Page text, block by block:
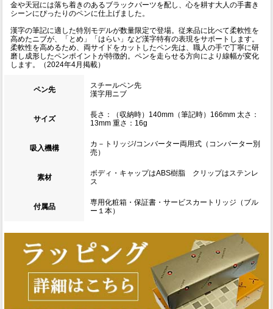
金や天冠には落ち着きのあるブラックパーツを配し、心を耕す大人の手書き
シーンにぴったりのペンに仕上げました。
漢字の筆記に適した特別モデルが数量限定で登場。従来品に比べて柔軟性を
高めたニブが、「とめ」「はらい」など漢字特有の表現をサポートします。
柔軟性を高めるため、両サイドをカットしたペン先は、職人の手で丁寧に研
磨し成形したペンポイントが特徴的。ペンを走らせる方向により線幅が変化
します。（2024年4月掲載）
ペン先
スチールペン先
漢字用ニブ
サイズ
長さ：（収納時）140mm（筆記時）166mm 太さ：
13mm 重さ：16g
吸入機構
カ－トリッジ/コンバーター両用式（コンバーター別
売）
素材
ボディ・キャップはABS樹脂 クリップはステンレ
ス
付属品
専用化粧箱・保証書・サービスカートリッジ（ブル
ー１本）